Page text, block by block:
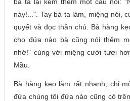
này!...". Tay bà ta làm, miệng nói,
quyết và đọc thần chú. Bà hàng
cho đứa nào bà cũng nói thêm
nhớ!" cùng với miệng cười tươi
Mầu.
Bà hàng kẹo làm rất nhanh, chỉ
đứa chúng tôi đứa nào cũng có